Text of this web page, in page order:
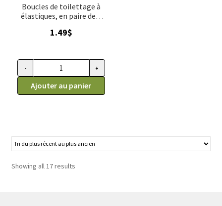
Boucles de toilettage à
élastiques, en paire de 2
1.49$
quantité de Boucles de toilettage à élastiques, en paire de 2
- +
Ajouter au panier
Showing all 17 results